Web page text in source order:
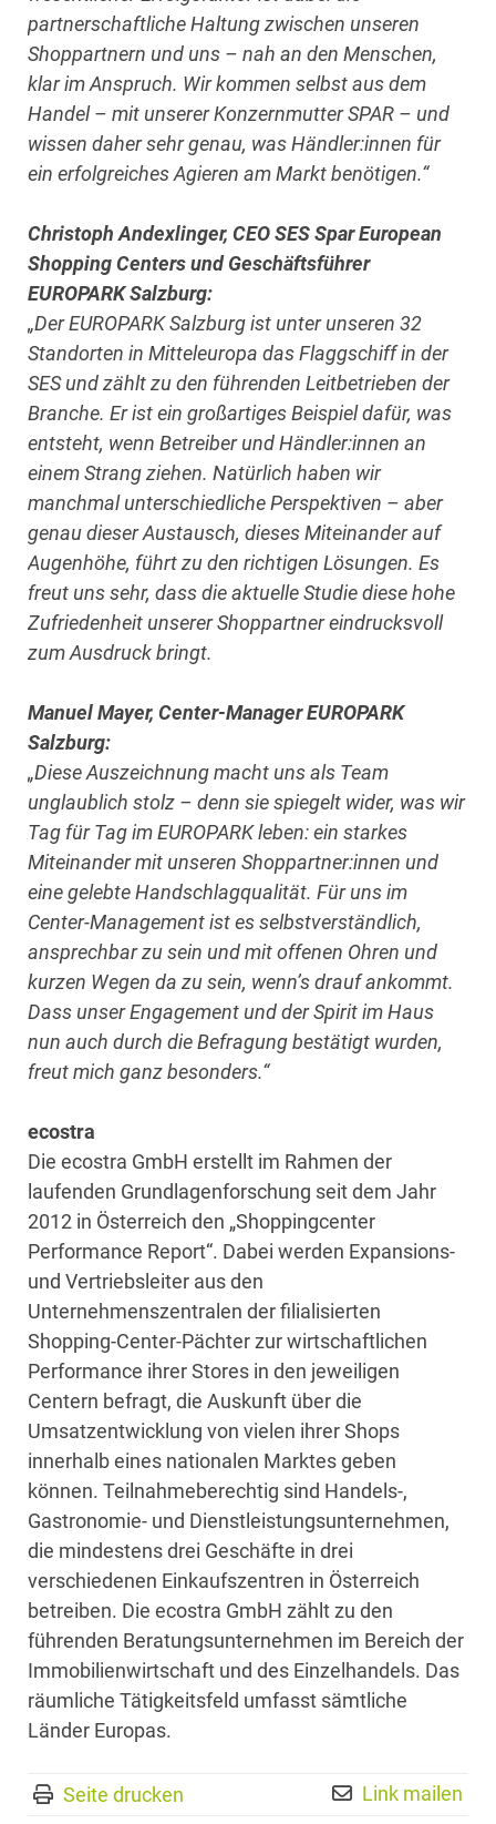
partnerschaftliche Haltung zwischen unseren
Shoppartnern und uns – nah an den Menschen,
klar im Anspruch. Wir kommen selbst aus dem
Handel – mit unserer Konzernmutter SPAR – und
wissen daher sehr genau, was Händler:innen für
ein erfolgreiches Agieren am Markt benötigen.“
Christoph Andexlinger, CEO SES Spar European
Shopping Centers und Geschäftsführer
EUROPARK Salzburg:
„Der EUROPARK Salzburg ist unter unseren 32
Standorten in Mitteleuropa das Flaggschiff in der
SES und zählt zu den führenden Leitbetrieben der
Branche. Er ist ein großartiges Beispiel dafür, was
entsteht, wenn Betreiber und Händler:innen an
einem Strang ziehen. Natürlich haben wir
manchmal unterschiedliche Perspektiven – aber
genau dieser Austausch, dieses Miteinander auf
Augenhöhe, führt zu den richtigen Lösungen. Es
freut uns sehr, dass die aktuelle Studie diese hohe
Zufriedenheit unserer Shoppartner eindrucksvoll
zum Ausdruck bringt.
Manuel Mayer, Center-Manager EUROPARK
Salzburg:
„Diese Auszeichnung macht uns als Team
unglaublich stolz – denn sie spiegelt wider, was wir
Tag für Tag im EUROPARK leben: ein starkes
Miteinander mit unseren Shoppartner:innen und
eine gelebte Handschlagqualität. Für uns im
Center-Management ist es selbstverständlich,
ansprechbar zu sein und mit offenen Ohren und
kurzen Wegen da zu sein, wenn’s drauf ankommt.
Dass unser Engagement und der Spirit im Haus
nun auch durch die Befragung bestätigt wurden,
freut mich ganz besonders.“
ecostra
Die ecostra GmbH erstellt im Rahmen der
laufenden Grundlagenforschung seit dem Jahr
2012 in Österreich den „Shoppingcenter
Performance Report“. Dabei werden Expansions-
und Vertriebsleiter aus den
Unternehmenszentralen der filialisierten
Shopping-Center-Pächter zur wirtschaftlichen
Performance ihrer Stores in den jeweiligen
Centern befragt, die Auskunft über die
Umsatzentwicklung von vielen ihrer Shops
innerhalb eines nationalen Marktes geben
können. Teilnahmeberechtig sind Handels-,
Gastronomie- und Dienstleistungsunternehmen,
die mindestens drei Geschäfte in drei
verschiedenen Einkaufszentren in Österreich
betreiben. Die ecostra GmbH zählt zu den
führenden Beratungsunternehmen im Bereich der
Immobilienwirtschaft und des Einzelhandels. Das
räumliche Tätigkeitsfeld umfasst sämtliche
Länder Europas.
Seite drucken Link mailen